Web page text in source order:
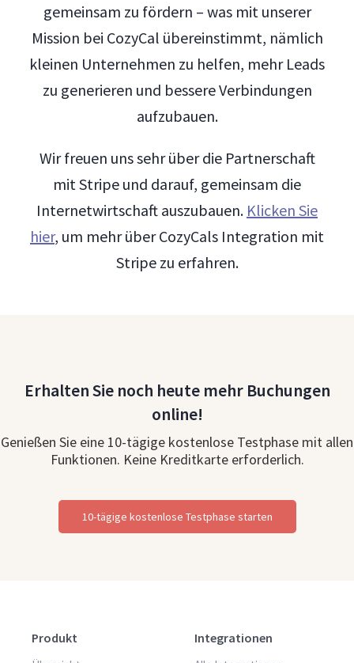
gemeinsam zu fördern – was mit unserer
Mission bei CozyCal übereinstimmt, nämlich
kleinen Unternehmen zu helfen, mehr Leads
zu generieren und bessere Verbindungen
aufzubauen.
Wir freuen uns sehr über die Partnerschaft
mit Stripe und darauf, gemeinsam die
Internetwirtschaft auszubauen. Klicken Sie
hier, um mehr über CozyCals Integration mit
Stripe zu erfahren.
Erhalten Sie noch heute mehr Buchungen
online!
Genießen Sie eine 10-tägige kostenlose Testphase mit allen
Funktionen. Keine Kreditkarte erforderlich.
10-tägige kostenlose Testphase starten
Produkt Integrationen